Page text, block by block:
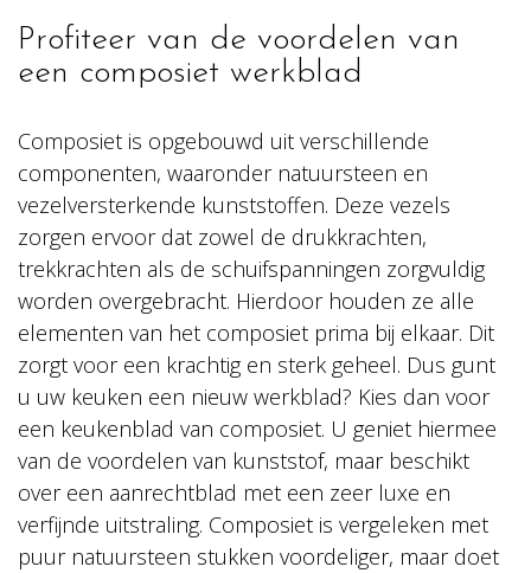
Profiteer van de voordelen van
een composiet werkblad
Composiet is opgebouwd uit verschillende
componenten, waaronder natuursteen en
vezelversterkende kunststoffen. Deze vezels
zorgen ervoor dat zowel de drukkrachten,
trekkrachten als de schuifspanningen zorgvuldig
worden overgebracht. Hierdoor houden ze alle
elementen van het composiet prima bij elkaar. Dit
zorgt voor een krachtig en sterk geheel. Dus gunt
u uw keuken een nieuw werkblad? Kies dan voor
een keukenblad van composiet. U geniet hiermee
van de voordelen van kunststof, maar beschikt
over een aanrechtblad met een zeer luxe en
verfijnde uitstraling. Composiet is vergeleken met
puur natuursteen stukken voordeliger, maar doet